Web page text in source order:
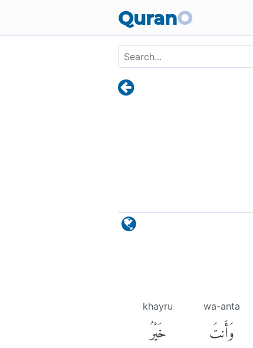
QuranO
wa-anta
وَأَنتَ
khayru
خَيْرُ